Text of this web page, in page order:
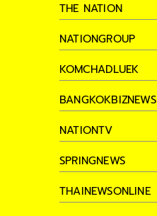
THE NATION
NATIONGROUP
KOMCHADLUEK
BANGKOKBIZNEWS
NATIONTV
SPRINGNEWS
THAINEWSONLINE